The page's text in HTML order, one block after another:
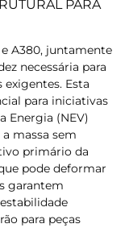
PARA
A380, juntamente
necessária para
Esta
para iniciativas
Energia (NEV)
massa sem
primário da
pode deformar
garantem
para peças